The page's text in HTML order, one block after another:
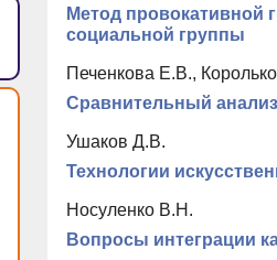
Метод провокативной
социальной группы
Печенкова Е.В.,
Сравнительный
Ушаков Д.В.
Технологии
Носуленко В.Н.
Вопросы интеграции